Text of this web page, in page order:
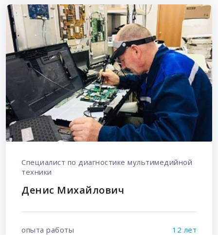
Специалист по диагностике мультимедийной
техники
Денис Михайлович
опыта работы 12 лет